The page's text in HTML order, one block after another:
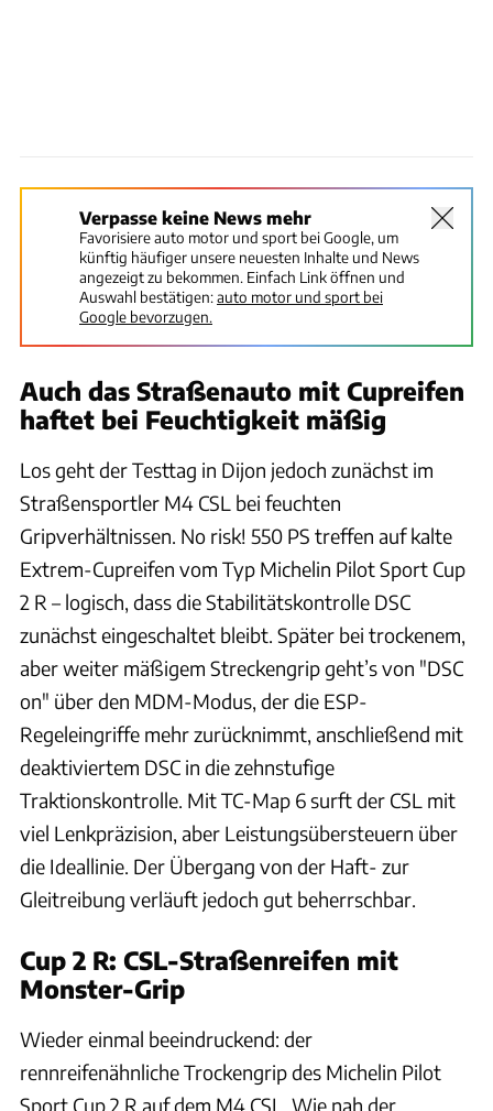
Verpasse keine News mehr
Favorisiere auto motor und sport bei Google, um
künftig häufiger unsere neuesten Inhalte und News
angezeigt zu bekommen. Einfach Link öffnen und
Auswahl bestätigen:auto motor und sport bei
Google bevorzugen.
Auch das Straßenauto mit Cupreifen
haftet bei Feuchtigkeit mäßig
Los geht der Testtag in Dijon jedoch zunächst im
Straßensportler M4 CSL bei feuchten
Gripverhältnissen. No risk! 550 PS treffen auf kalte
Extrem-Cupreifen vom Typ Michelin Pilot Sport Cup
2 R – logisch, dass die Stabilitätskontrolle DSC
zunächst eingeschaltet bleibt. Später bei trockenem,
aber weiter mäßigem Streckengrip geht’s von "DSC
on" über den MDM-Modus, der die ESP-
Regeleingriffe mehr zurücknimmt, anschließend mit
deaktiviertem DSC in die zehnstufige
Traktionskontrolle. Mit TC-Map 6 surft der CSL mit
viel Lenkpräzision, aber Leistungsübersteuern über
die Ideallinie. Der Übergang von der Haft- zur
Gleitreibung verläuft jedoch gut beherrschbar.
Cup 2 R: CSL-Straßenreifen mit
Monster-Grip
Wieder einmal beeindruckend: der
rennreifenähnliche Trockengrip des Michelin Pilot
Sport Cup 2 R auf dem M4 CSL. Wie nah der